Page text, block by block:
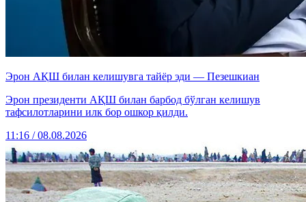
Эрон АҚШ билан келишувга тайёр эди — Пезешкиан
Эрон президенти АҚШ билан барбод бўлган келишув
тафсилотларини илк бор ошкор қилди.
11:16 / 08.08.2026